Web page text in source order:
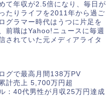
て年収が2.5倍になり、毎日が
たりライフを2011年から過ご
グラマー時代はうつに片足を
前職はYahoo!ニュースに毎週
されていた元メディアライタ
グで最高月間138万PV
計売上 5,700万円超
：40代男性が月収25万円達成